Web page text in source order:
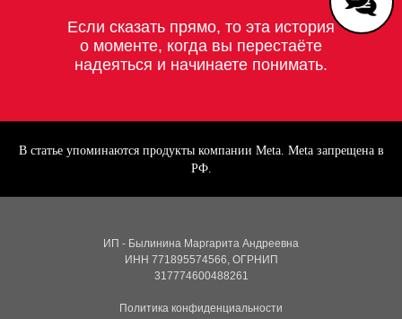
Если сказать прямо, то эта история
о моменте, когда вы перестаёте
надеяться и начинаете понимать.
В статье упоминаются продукты компании Meta. Meta запрещена в
РФ.
ИП - Былинина Маргарита Андреевна
ИНН 771895574566, ОГРНИП
317774600488261
Политика конфиденциальности